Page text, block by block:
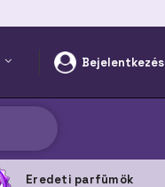
Bejelentkezés
Eredeti parfümök